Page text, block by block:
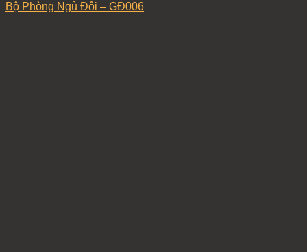
Bộ Phòng Ngủ Đôi – GĐ006